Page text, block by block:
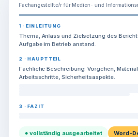
Fachangestellte/r für Medien- und
1 · EINLEITUNG
Thema, Anlass und Zielsetzung des
Aufgabe im Betrieb anstand.
2 · HAUPTTEIL
Fachliche Beschreibung: Vorgehen,
Arbeitsschritte, Sicherheitsaspekte.
3 · FAZIT
● vollständig ausgearbeitet Word-